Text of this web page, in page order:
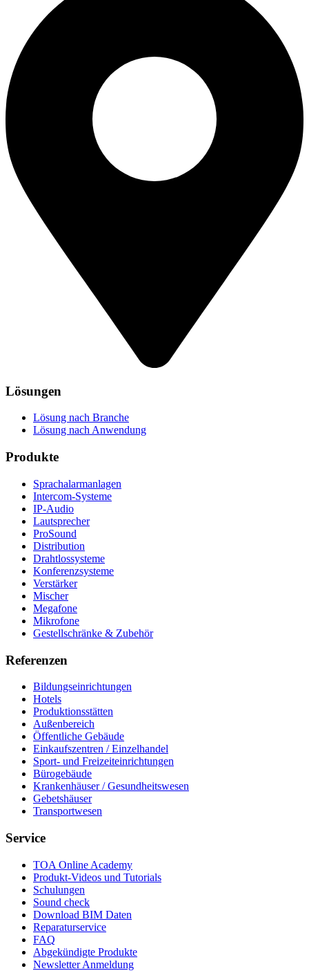
Lösungen
Lösung nach Branche
Lösung nach Anwendung
Produkte
Sprachalarmanlagen
Intercom-Systeme
IP-Audio
Lautsprecher
ProSound
Distribution
Drahtlossysteme
Konferenzsysteme
Verstärker
Mischer
Megafone
Mikrofone
Gestellschränke & Zubehör
Referenzen
Bildungseinrichtungen
Hotels
Produktionsstätten
Außenbereich
Öffentliche Gebäude
Einkaufszentren / Einzelhandel
Sport- und Freizeiteinrichtungen
Bürogebäude
Krankenhäuser / Gesundheitswesen
Gebetshäuser
Transportwesen
Service
TOA Online Academy
Produkt-Videos und Tutorials
Schulungen
Sound check
Download BIM Daten
Reparaturservice
FAQ
Abgekündigte Produkte
Newsletter Anmeldung